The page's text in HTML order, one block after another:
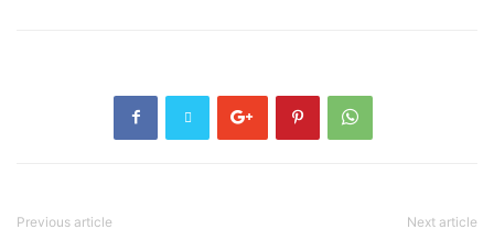
Previous article Next article